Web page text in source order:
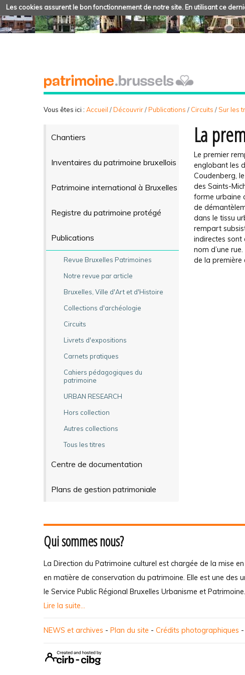
Les cookies assurent le bon fonctionnement de notre site. En utilisant ce
Vous êtes ici : Accueil /Découvrir/Publications / Circuits /Sur les
Chantiers
Inventaires du patrimoine bruxellois
Patrimoine international à Bruxelles
Registre du patrimoine protégé
Publications
Revue Bruxelles Patrimoines
Notre revue par article
Bruxelles, Ville d'Art et d'Histoire
Collections d'archéologie
Circuits
Livrets d'expositions
Carnets pratiques
Cahiers pédagogiques du
patrimoine
URBAN RESEARCH
Hors collection
Autres collections
Tous les titres
Centre de documentation
Plans de gestion patrimoniale
La
Le premier
englobant les
Coudenberg,
des Saints-
forme urbaine
de
dans le tissu
rempart
indirectes sont
nom d’une
de la première
Qui sommes nous?
La Direction du Patrimoine culturel est chargée de la mise
en matière de conservation du patrimoine. Elle est une des
le Service Public Régional Bruxelles Urbanisme et Patrimoine.
Lire la suite...
NEWS et archives - Plan du site - Crédits photographiques -